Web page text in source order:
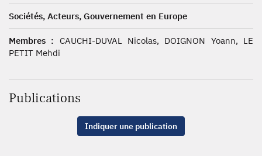
Sociétés, Acteurs, Gouvernement en Europe
Membres : CAUCHI-DUVAL Nicolas, DOIGNON Yoann, LE
PETIT Mehdi
Publications
Indiquer une publication